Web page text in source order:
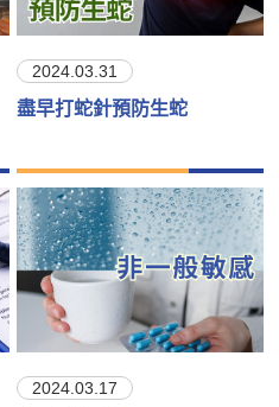
2024.03.31
盡早打蛇針預防生蛇
2024.03.17